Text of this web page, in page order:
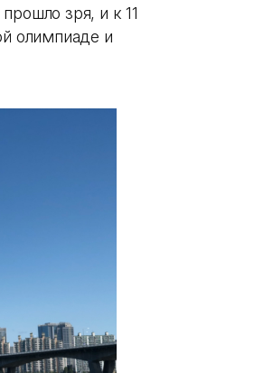
зря, и к 11
олимпиаде и